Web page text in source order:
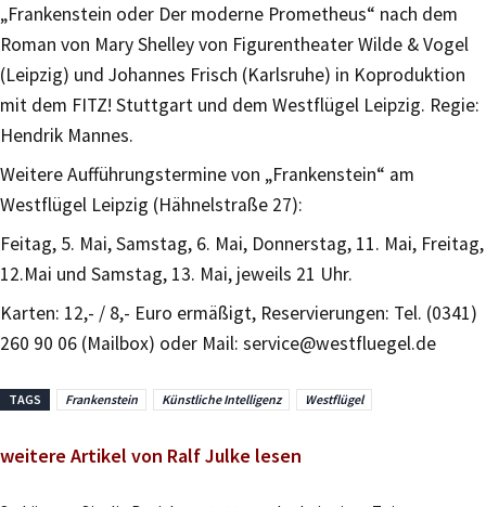
„Frankenstein oder Der moderne Prometheus“ nach dem
Roman von Mary Shelley von Figurentheater Wilde & Vogel
(Leipzig) und Johannes Frisch (Karlsruhe) in Koproduktion
mit dem FITZ! Stuttgart und dem Westflügel Leipzig. Regie:
Hendrik Mannes.
Weitere Aufführungstermine von „Frankenstein“ am
Westflügel Leipzig (Hähnelstraße 27):
Feitag, 5. Mai, Samstag, 6. Mai, Donnerstag, 11. Mai, Freitag,
12.Mai und Samstag, 13. Mai, jeweils 21 Uhr.
Karten: 12,- / 8,- Euro ermäßigt, Reservierungen: Tel. (0341)
260 90 06 (Mailbox) oder Mail: service@westfluegel.de
TAGS Frankenstein Künstliche Intelligenz Westflügel
weitere Artikel von Ralf Julke lesen